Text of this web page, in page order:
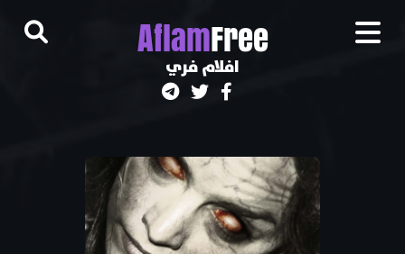
AflamFree
افلام فري